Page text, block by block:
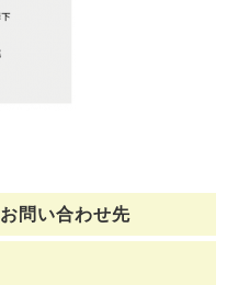
お問い合わせ先